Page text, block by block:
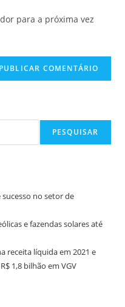
para a próxima vez
PESQUISAR
sucesso no setor de
e fazendas solares até
receita líquida em 2021 e
1,8 bilhão em VGV